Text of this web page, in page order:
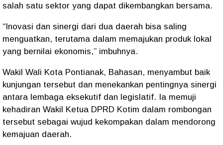
salah satu sektor yang dapat dikembangkan bersama.
“Inovasi dan sinergi dari dua daerah bisa saling
menguatkan, terutama dalam memajukan produk lokal
yang bernilai ekonomis,” imbuhnya.
Wakil Wali Kota Pontianak, Bahasan, menyambut baik
kunjungan tersebut dan menekankan pentingnya sinergi
antara lembaga eksekutif dan legislatif. Ia memuji
kehadiran Wakil Ketua DPRD Kotim dalam rombongan
tersebut sebagai wujud kekompakan dalam mendorong
kemajuan daerah.